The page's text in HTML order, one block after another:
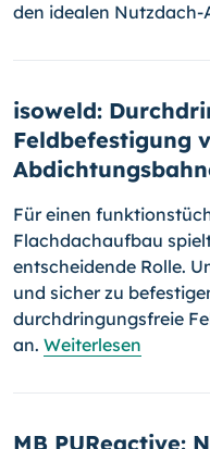
den idealen Nutzdach-
isoweld:
Feldbefestigung
Für einen
Flachdachaufbau
entscheidende Rolle.
und sicher zu
durchdringungsfreie
an. Weiterlesen
MB PUReactive: